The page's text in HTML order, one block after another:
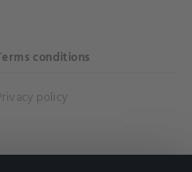
conditions
policy